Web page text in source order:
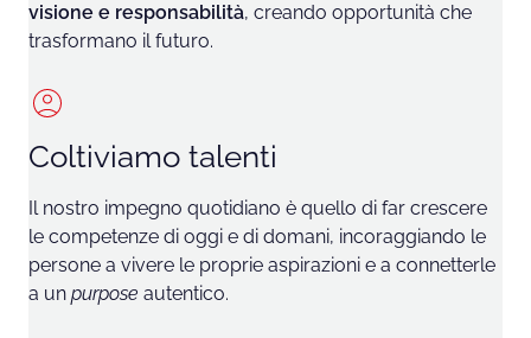
visione e responsabilità, creando opportunità che
trasformano il futuro.
Coltiviamo talenti
Il nostro impegno quotidiano è quello di far crescere
le competenze di oggi e di domani, incoraggiando le
persone a vivere le proprie aspirazioni e a connetterle
a un purpose autentico.